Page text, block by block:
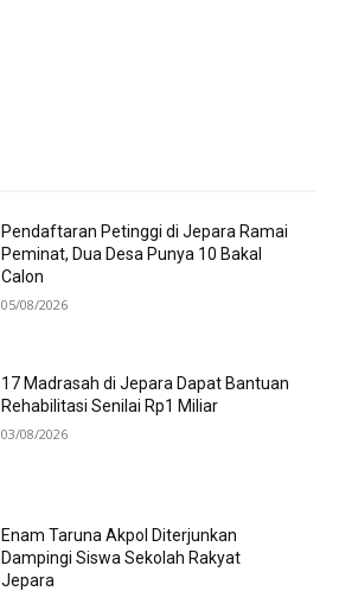
Pendaftaran Petinggi di Jepara Ramai
Peminat, Dua Desa Punya 10 Bakal
Calon
05/08/2026
17 Madrasah di Jepara Dapat Bantuan
Rehabilitasi Senilai Rp1 Miliar
03/08/2026
Enam Taruna Akpol Diterjunkan
Dampingi Siswa Sekolah Rakyat
Jepara